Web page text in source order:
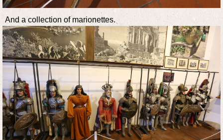
And a collection of marionettes.